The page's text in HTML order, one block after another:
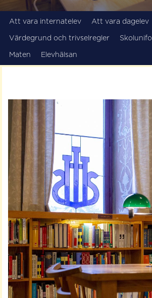
Att vara internatelev Att vara dagelev
Värdegrund och trivselregler
Maten Elevhälsan